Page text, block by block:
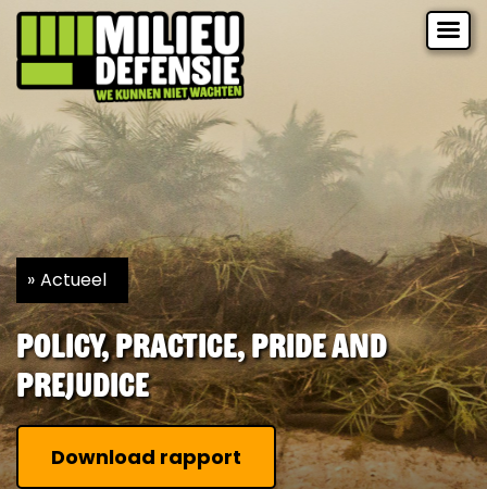
Actueel
Policy, practice, pride and
prejudice
Download rapport